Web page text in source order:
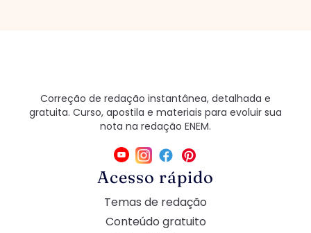
Correção de redação instantânea, detalhada e
gratuita. Curso, apostila e materiais para evoluir sua
nota na redação ENEM.
Acesso rápido
Temas de redação
Conteúdo gratuito